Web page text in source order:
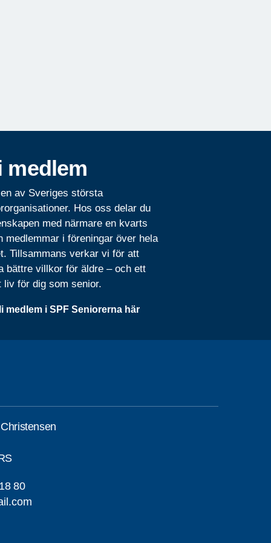
medlem
av Sveriges största
Hos oss delar du
med närmare en kvarts
medlemmar i föreningar över hela
Tillsammans verkar vi för att
bättre villkor för äldre – och ett
liv för dig som senior.
medlem i SPF Seniorerna här
80